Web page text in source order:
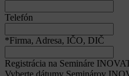
Telefón
*Firma, Adresa, IČO, DIČ
Registrácia na Semináre
Vyberte dátumy Seminárov